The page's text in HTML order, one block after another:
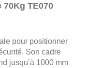
TE070
pour positionner
Son cadre
jusqu’à 1000 mm